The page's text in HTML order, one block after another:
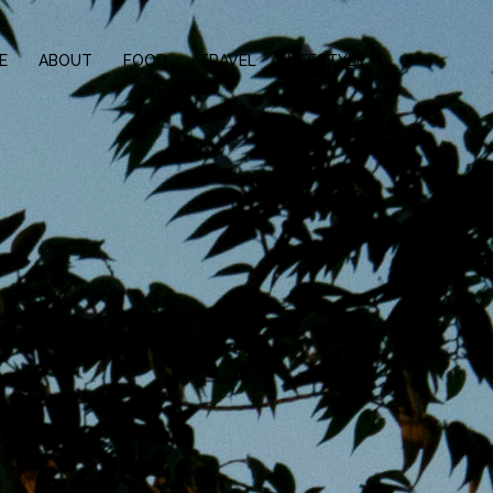
ABOUT FOOD TRAVEL LIFESTYLE